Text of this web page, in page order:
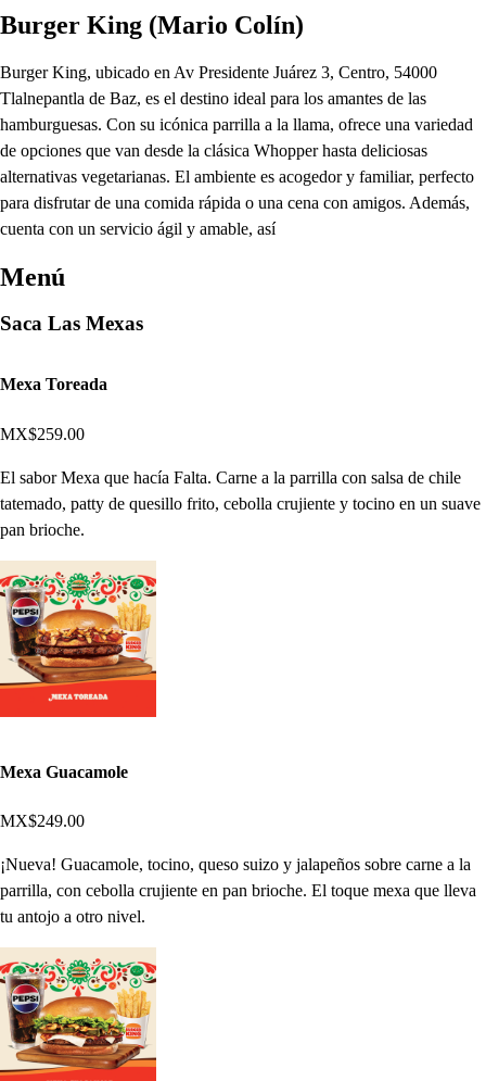
Burger King (Mario Colín)
Burger King, ubicado en Av Presidente Juárez 3, Centro, 54000
Tlalnepantla de Baz, es el destino ideal para los amantes de las
hamburguesas. Con su icónica parrilla a la llama, ofrece una variedad
de opciones que van desde la clásica Whopper hasta deliciosas
alternativas vegetarianas. El ambiente es acogedor y familiar, perfecto
para disfrutar de una comida rápida o una cena con amigos. Además,
cuenta con un servicio ágil y amable, así
Menú
Saca Las Mexas
Mexa Toreada
MX$259.00
El sabor Mexa que hacía Falta. Carne a la parrilla con salsa de chile
tatemado, patty de quesillo frito, cebolla crujiente y tocino en un suave
pan brioche.
Mexa Guacamole
MX$249.00
¡Nueva! Guacamole, tocino, queso suizo y jalapeños sobre carne a la
parrilla, con cebolla crujiente en pan brioche. El toque mexa que lleva
tu antojo a otro nivel.